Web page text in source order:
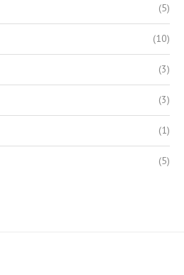
(5)
(10)
(3)
(3)
(1)
(5)